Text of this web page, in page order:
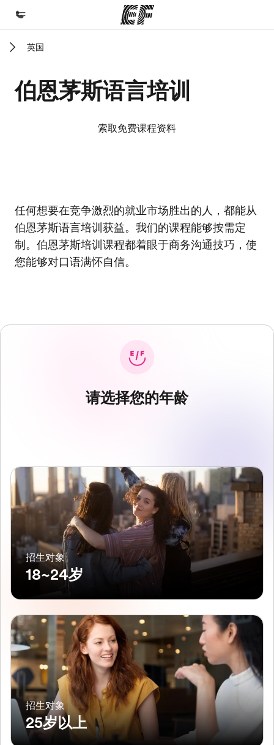
欢迎来到英孚教育
课程
企业文化
职业发展
加入我们
英国
伯恩茅斯语言培训
索取免费课程资料
任何想要在竞争激烈的就业市场胜出的人，都能从
伯恩茅斯语言培训获益。我们的课程能够按需定
制。伯恩茅斯培训课程都着眼于商务沟通技巧，使
您能够对口语满怀自信。
请选择您的年龄
招生对象
18~24岁
招生对象
25岁以上